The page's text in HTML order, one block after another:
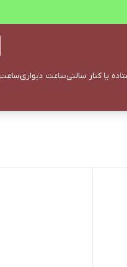
یا کنار سالنیساعت دیواریساعت